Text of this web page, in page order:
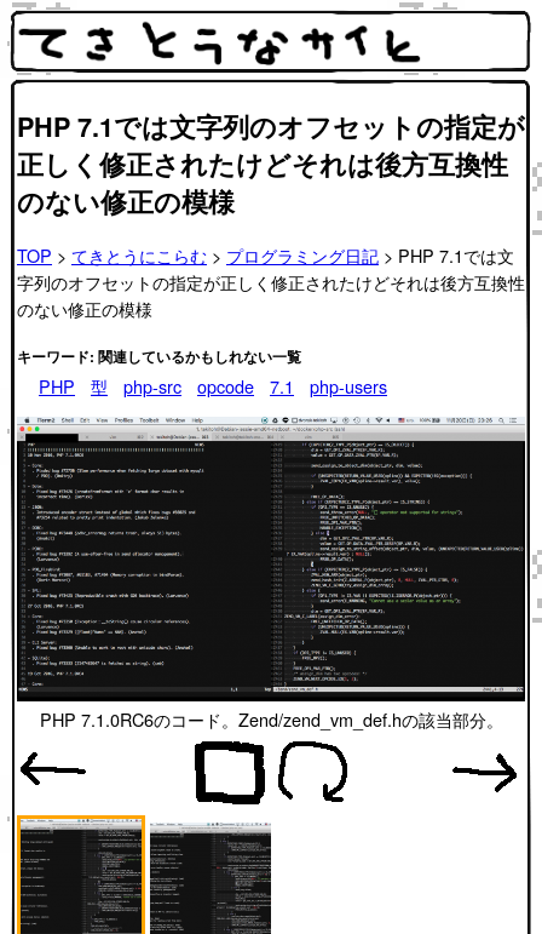
PHP 7.1では文字列のオフセットの指定が
正しく修正されたけどそれは後方互換性
のない修正の模様
TOP > てきとうにこらむ > プログラミング日記 > PHP 7.1では文
字列のオフセットの指定が正しく修正されたけどそれは後方互換性
のない修正の模様
キーワード: 関連しているかもしれない一覧
PHP 型 php-src opcode 7.1 php-users
PHP 7.1.0RC6のコード。Zend/zend_vm_def.hの該当部分。